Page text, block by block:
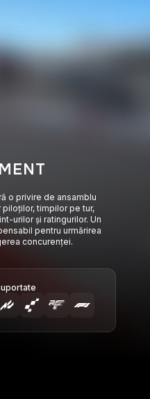
o privire de ansamblu
timpilor pe tur,
urilor și ratingurilor. Un
pentru urmărirea
concurenței.